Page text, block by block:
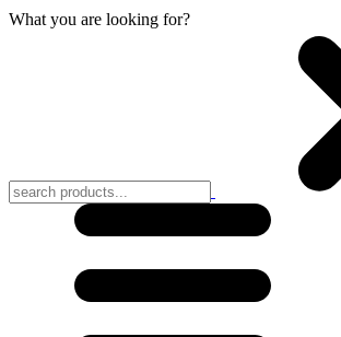
What you are looking for?